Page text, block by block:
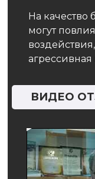
На качество
могут
ВИДЕО